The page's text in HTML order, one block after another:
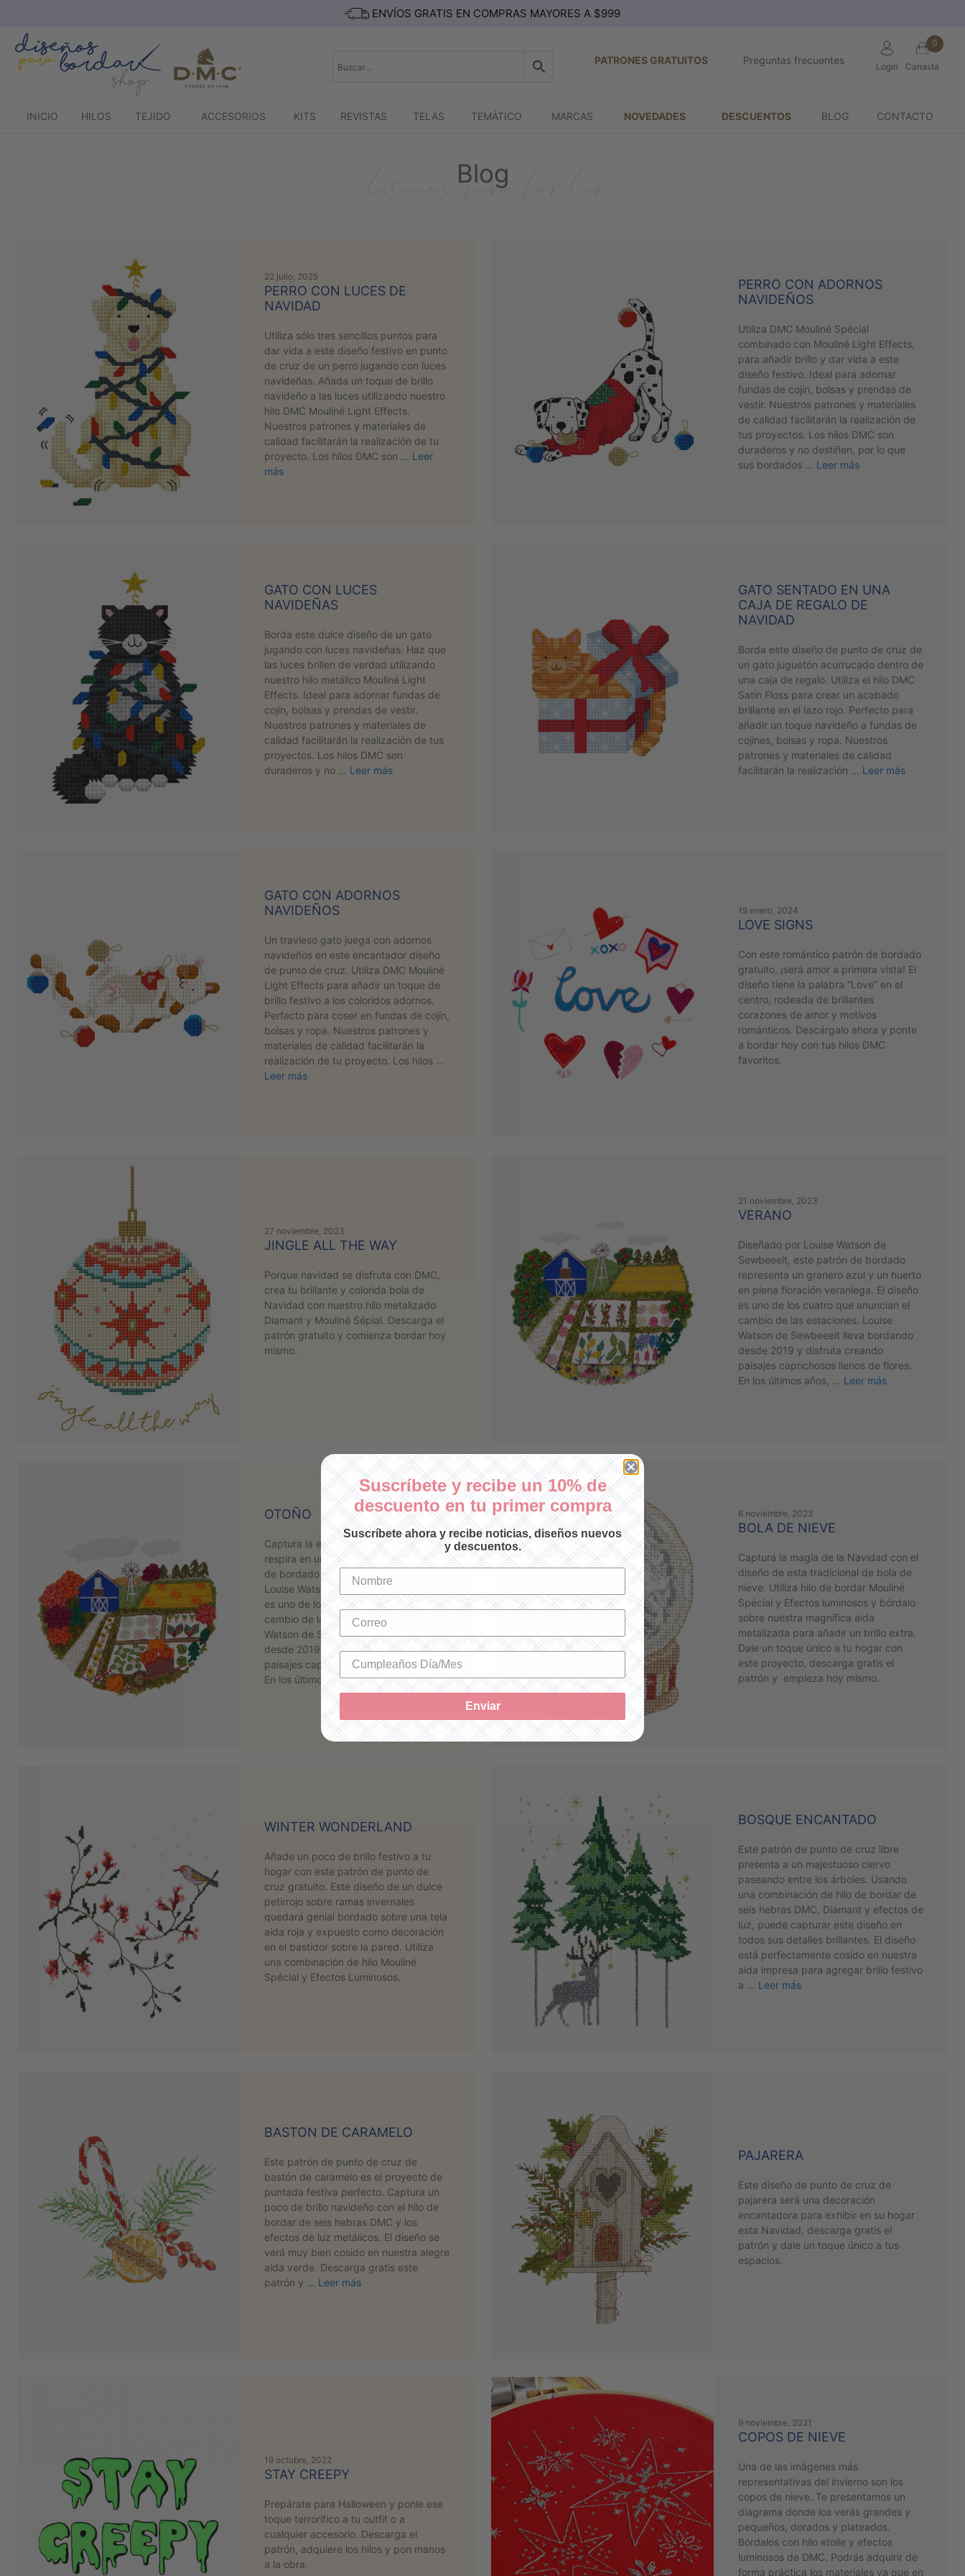
contenido
ENVÍOS GRATIS EN COMPRAS MAYORES A $999
PATRONES GRATUITOS Preguntas frecuentes
Login
0
Canasta
INICIO HILOS TEJIDO ACCESORIOS KITS REVISTAS TELAS TEMÁTICO MARCAS NOVEDADES DESCUENTOS BLOG CONTACTO
Blog
22 julio, 2025
PERRO CON LUCES DE
NAVIDAD
Utiliza sólo tres sencillos puntos para
dar vida a este diseño festivo en punto
de cruz de un perro jugando con luces
navideñas. Añada un toque de brillo
navideño a las luces utilizando nuestro
hilo DMC Mouliné Light Effects.
Nuestros patrones y materiales de
calidad facilitarán la realización de tu
proyecto. Los hilos DMC son … Leer
más
PERRO CON ADORNOS
NAVIDEÑOS
Utiliza DMC Mouliné Spécial
combinado con Mouliné Light Effects,
para añadir brillo y dar vida a este
diseño festivo. Ideal para adornar
fundas de cojín, bolsas y prendas de
vestir. Nuestros patrones y materiales
de calidad facilitarán la realización de
tus proyectos. Los hilos DMC son
duraderos y no destiñen, por lo que
sus bordados … Leer más
GATO CON LUCES
NAVIDEÑAS
Borda este dulce diseño de un gato
jugando con luces navideñas. Haz que
las luces brillen de verdad utilizando
nuestro hilo metálico Mouliné Light
Effects. Ideal para adornar fundas de
cojín, bolsas y prendas de vestir.
Nuestros patrones y materiales de
calidad facilitarán la realización de tus
proyectos. Los hilos DMC son
duraderos y no … Leer más
GATO SENTADO EN UNA
CAJA DE REGALO DE
NAVIDAD
Borda este diseño de punto de cruz de
un gato juguetón acurrucado dentro de
una caja de regalo. Utiliza el hilo DMC
Satin Floss para crear un acabado
brillante en el lazo rojo. Perfecto para
añadir un toque navideño a fundas de
cojines, bolsas y ropa. Nuestros
patrones y materiales de calidad
facilitarán la realización … Leer más
GATO CON ADORNOS
NAVIDEÑOS
Un travieso gato juega con adornos
navideños en este encantador diseño
de punto de cruz. Utiliza DMC Mouliné
Light Effects para añadir un toque de
brillo festivo a los coloridos adornos.
Perfecto para coser en fundas de cojín,
bolsas y ropa. Nuestros patrones y
materiales de calidad facilitarán la
realización de tu proyecto. Los hilos …
Leer más
19 enero, 2024
LOVE SIGNS
Con este romántico patrón de bordado
gratuito, ¡será amor a primera vista! El
diseño tiene la palabra “Love” en el
centro, rodeada de brillantes
corazones de amor y motivos
románticos. Descárgalo ahora y ponte
a bordar hoy con tus hilos DMC
favoritos.
27 noviembre, 2023
JINGLE ALL THE WAY
Porque navidad se disfruta con DMC,
crea tu brillante y colorida bola de
Navidad con nuestro hilo metalizado
Diamant y Mouliné Sépial. Descarga el
patrón gratuito y comienza bordar hoy
mismo.
21 noviembre, 2023
VERANO
Diseñado por Louise Watson de
Sewbeeeit, este patrón de bordado
representa un granero azul y un huerto
en plena floración veraniega. El diseño
es uno de los cuatro que anuncian el
cambio de las estaciones. Louise
Watson de Sewbeeeit lleva bordando
desde 2019 y disfruta creando
paisajes caprichosos llenos de flores.
En los últimos años, … Leer más
OTOÑO
Captura la esencia otoñal que se
respira en una granja con este patrón
de bordado gratuito, diseñado por
Louise Watson de Sewbeeei. El diseño
es uno de los cuatro que anuncian el
cambio de las estaciones. Louise
Watson de Sewbeeeit lleva bordando
desde 2019 y disfruta creando
paisajes caprichosos llenos de flores.
En los últimos …Leer más
6 noviembre, 2023
BOLA DE NIEVE
Captura la magia de la Navidad con el
diseño de esta tradicional de bola de
nieve. Utiliza hilo de bordar Mouliné
Spécial y Efectos luminosos y bórdalo
sobre nuestra magnífica aida
metalizada para añadir un brillo extra.
Dale un toque único a tu hogar con
este proyecto, descarga gratis el
patrón y empieza hoy mismo.
WINTER WONDERLAND
Añade un poco de brillo festivo a tu
hogar con este patrón de punto de
cruz gratuito. Este diseño de un dulce
petirrojo sobre ramas invernales
quedará genial bordado sobre una tela
aida roja y expuesto como decoración
en el bastidor sobre la pared. Utiliza
una combinación de hilo Mouliné
Spécial y Efectos Luminosos.
BOSQUE ENCANTADO
Este patrón de punto de cruz libre
presenta a un majestuoso ciervo
paseando entre los árboles. Usando
una combinación de hilo de bordar de
seis hebras DMC, Diamant y efectos de
luz, puede capturar este diseño en
todos sus detalles brillantes. El diseño
está perfectamente cosido en nuestra
aida impresa para agregar brillo festivo
a … Leer más
BASTON DE CARAMELO
Este patrón de punto de cruz de
bastón de caramelo es el proyecto de
puntada festiva perfecto. Captura un
poco de brillo navideño con el hilo de
bordar de seis hebras DMC y los
efectos de luz metálicos. El diseño se
verá muy bien cosido en nuestra alegre
aida verde. Descarga gratis este
patrón y … Leer más
PAJARERA
Este diseño de punto de cruz de
pajarera será una decoración
encantadora para exhibir en su hogar
esta Navidad, descarga gratis el
patrón y dale un toque único a tus
espacios.
19 octubre, 2022
STAY CREEPY
Prepárate para Halloween y ponle ese
toque terrorífico a tu outfit o a
cualquier accesorio. Descarga el
patrón, adquiere los hilos y pon manos
a la obra.
9 noviembre, 2021
COPOS DE NIEVE
Una de las imágenes más
representativas del invierno son los
copos de nieve. Te presentamos un
diagrama donde los verás grandes y
pequeños, dorados y plateados.
Bórdalos con hilo etoile y efectos
luminosos de DMC. Podrás adquirir de
forma práctica los materiales ya que en
Suscríbete y recibe un 10% de
descuento en tu primer compra
Suscríbete ahora y recibe noticias, diseños nuevos
y descuentos.
Enviar